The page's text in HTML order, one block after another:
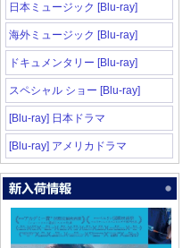
日本ミュージック [Blu-ray]
海外ミュージック [Blu-ray]
ドキュメンタリー [Blu-ray]
スペシャル ショー [Blu-ray]
[Blu-ray] 日本ドラマ
[Blu-ray] アメリカドラマ